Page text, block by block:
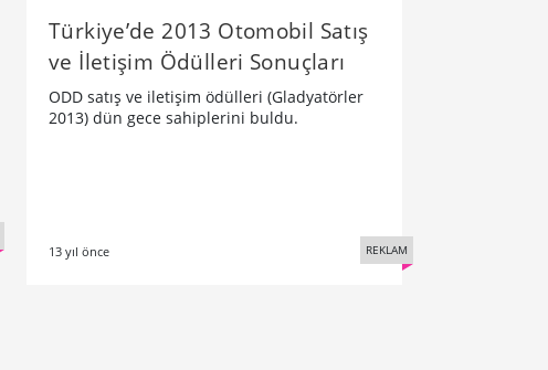
Türkiye’de 2013 Otomobil Satış
ve İletişim Ödülleri Sonuçları
ODD satış ve iletişim ödülleri (Gladyatörler
2013) dün gece sahiplerini buldu.
13 yıl önce REKLAM